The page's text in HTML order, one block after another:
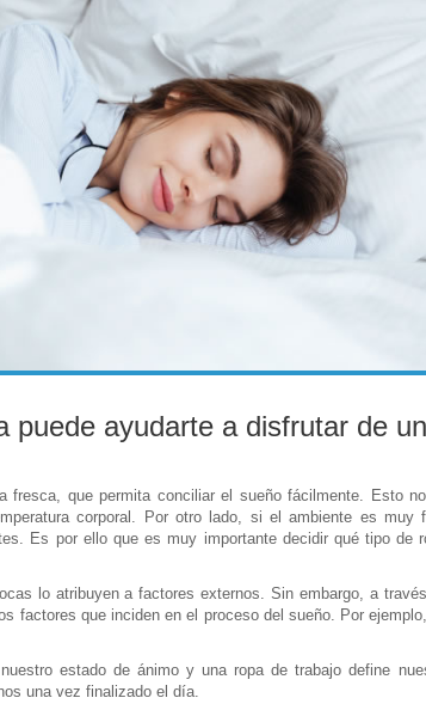
puede ayudarte a disfrutar de un
fresca, que permita conciliar el sueño fácilmente. Esto
corporal. Por otro lado, si el ambiente es muy
Es por ello que es muy importante decidir qué tipo de
lo atribuyen a factores externos. Sin embargo, a
factores que inciden en el proceso del sueño. Por
estado de ánimo y una ropa de trabajo define
una vez finalizado el día.